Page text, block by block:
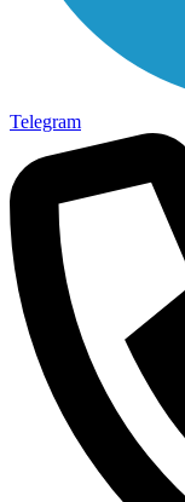
Telegram